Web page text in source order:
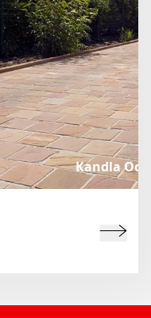
Kandla